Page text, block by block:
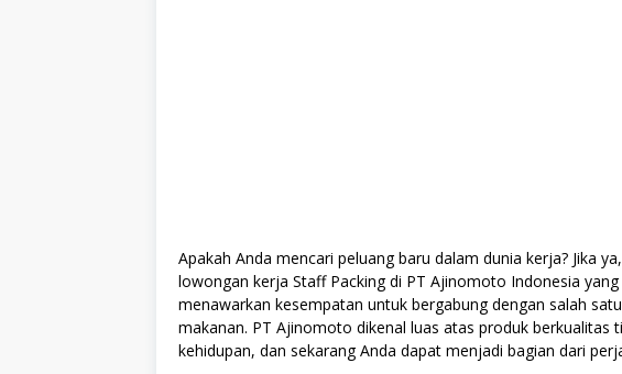
Apakah Anda mencari peluang baru dalam dunia kerja? Jika
lowongan kerja Staff Packing di PT Ajinomoto Indonesia
menawarkan kesempatan untuk bergabung dengan salah
makanan. PT Ajinomoto dikenal luas atas produk berkualitas
kehidupan, dan sekarang Anda dapat menjadi bagian dari